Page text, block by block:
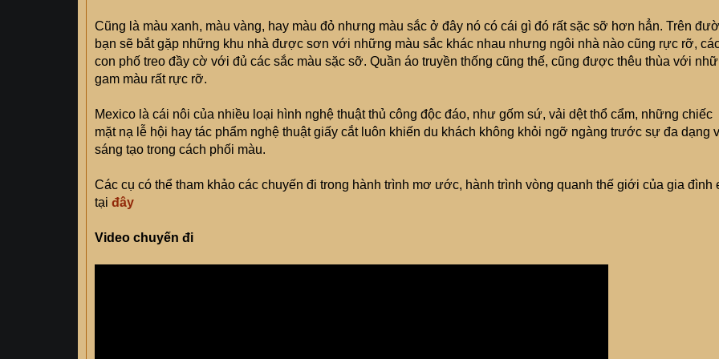
Cũng là màu xanh, màu vàng, hay màu đỏ nhưng màu sắc ở đây nó có cái gì đó rất sặc sỡ hơn hẳn. Trên
bạn sẽ bắt gặp những khu nhà được sơn với những màu sắc khác nhau nhưng ngôi nhà nào cũng rực rỡ,
con phố treo đầy cờ với đủ các sắc màu sặc sỡ. Quần áo truyền thống cũng thế, cũng được thêu thùa với
gam màu rất rực rỡ.
Mexico là cái nôi của nhiều loại hình nghệ thuật thủ công độc đáo, như gốm sứ, vải dệt thổ cẩm, những chiếc
mặt nạ lễ hội hay tác phẩm nghệ thuật giấy cắt luôn khiến du khách không khỏi ngỡ ngàng trước sự đa dạng
sáng tạo trong cách phối màu.
Các cụ có thể tham khảo các chuyến đi trong hành trình mơ ước, hành trình vòng quanh thế giới của gia đình
tại đây
Video chuyến đi